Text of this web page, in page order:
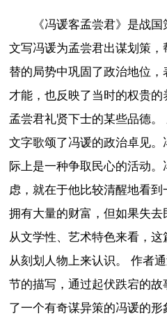
《冯谖客孟尝君》是战
文写冯谖为孟尝君出谋划策
替的局势中巩固了政治地位
才能，也反映了当时的权贵
孟尝君礼贤下士的某些品德
文字歌颂了冯谖的政治卓见。
际上是一种争取民心的活动
虑，就在于他比较清醒地看
拥有大量的财富，但如果失去
从文学性、艺术特色来看，
从刻划人物上来认识。 作者
节的描写，通过起伏跌宕的故
了一个有奇谋异策的冯谖的